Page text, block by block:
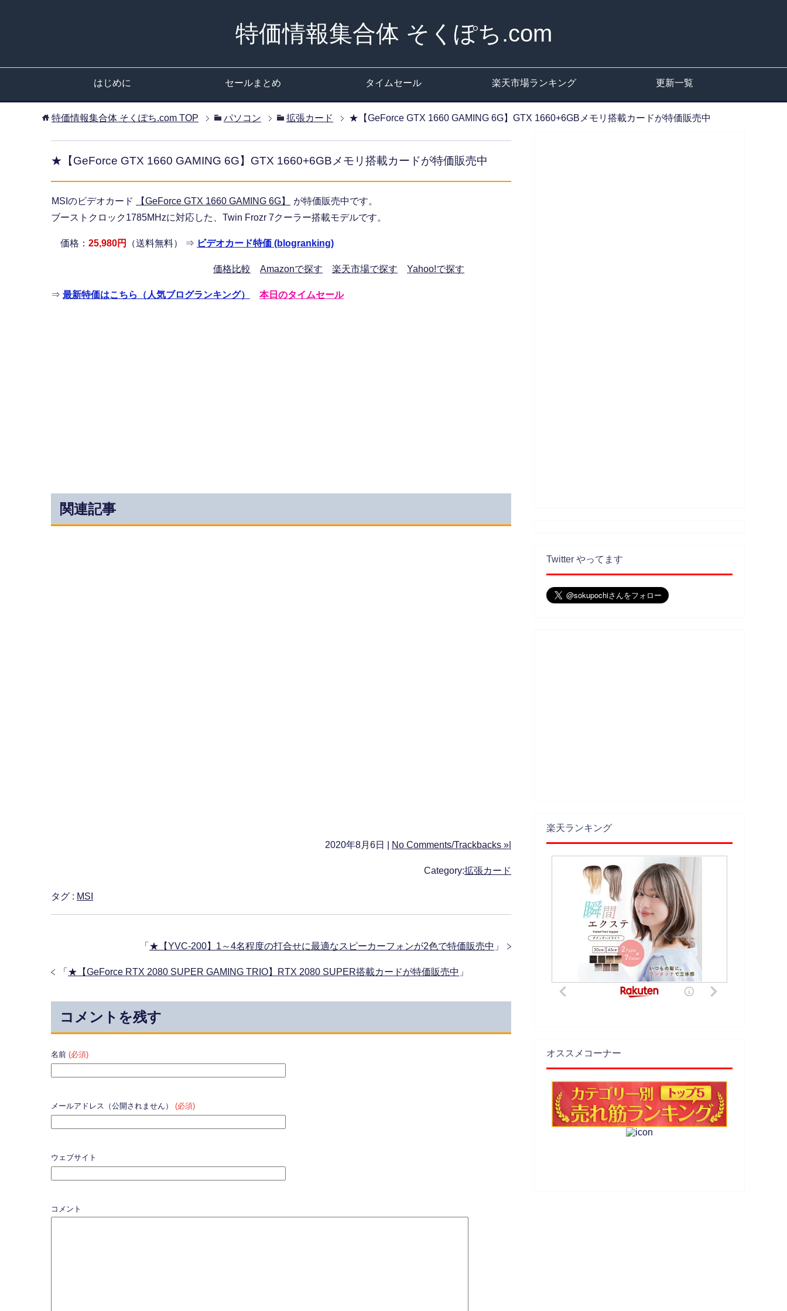
特価情報集合体 そくぽち.com
はじめに セールまとめ タイムセール 楽天市場ランキング 更新一覧
特価情報集合体 そくぽち.com TOP パソコン 拡張カード ★【GeForce GTX 1660 GAMING 6G】GTX 1660+6GBメモリ搭載カードが特価販売中
★【GeForce GTX 1660 GAMING 6G】GTX 1660+6GBメモリ搭載カードが特価販売中
MSIのビデオカード 【GeForce GTX 1660 GAMING 6G】
が特価販売中です。
ブーストクロック1785MHzに対応した、Twin Frozr 7クーラー搭載モデルです。
価格： 25,980円 （送料無料） ⇒ ビデオカード特価 (blogranking)
価格比較 Amazonで探す 楽天市場で探す Yahoo!で探す
⇒ 最新特価はこちら（人気ブログランキング） 本日のタイムセール
関連記事
2020年8月6日 | No Comments/Trackbacks »
Category:拡張カード
タグ : MSI
「 ★【YVC-200】1～4名程度の打合せに最適なスピーカーフォンが2色で特価販売中 」
「 ★【GeForce RTX 2080 SUPER GAMING TRIO】RTX 2080 SUPER搭載カードが特価販売中 」
コメントを残す
名前 (必須)
メールアドレス（公開されません） (必須)
ウェブサイト
コメント
Twitter やってます
楽天ランキング
オススメコーナー